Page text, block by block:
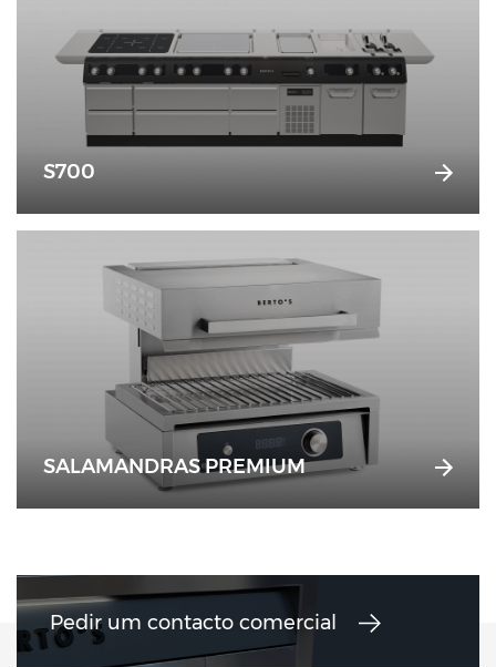
S700
SALAMANDRAS PREMIUM
Pedir um contacto comercial